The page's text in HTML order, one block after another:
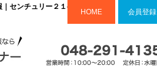
センチュリー２１ベストパートナー
HOME 会員登録